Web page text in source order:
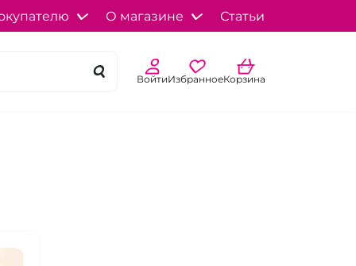
О магазине Статьи
ВойтиИзбранноеКорзина